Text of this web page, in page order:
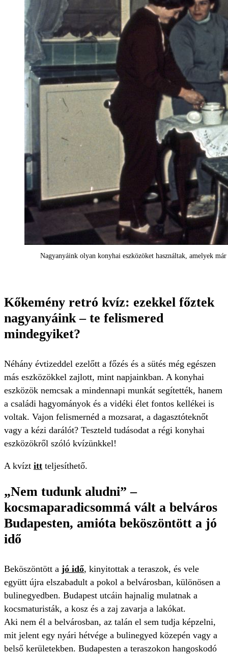
Nagyanyáink olyan konyhai eszközöket használtak, amelyek
Kőkemény retró kvíz: ezekkel főztek
nagyanyáink – te felismered
mindegyiket?
Néhány évtizeddel ezelőtt a főzés és a sütés még egészen
más eszközökkel zajlott, mint napjainkban. A konyhai
eszközök nemcsak a mindennapi munkát segítették, hanem
a családi hagyományok és a vidéki élet fontos kellékei is
voltak. Vajon felismernéd a mozsarat, a dagasztóteknőt
vagy a kézi darálót? Teszteld tudásodat a régi konyhai
eszközökről szóló kvízünkkel!
A kvízt itt teljesíthető.
„Nem tudunk aludni” –
kocsmaparadicsommá vált a belváros
Budapesten, amióta beköszöntött a jó
idő
Beköszöntött a jó idő, kinyitottak a teraszok, és vele
együtt újra elszabadult a pokol a belvárosban, különösen a
bulinegyedben. Budapest utcáin hajnalig mulatnak a
kocsmaturisták, a kosz és a zaj zavarja a lakókat.
Aki nem él a belvárosban, az talán el sem tudja képzelni,
mit jelent egy nyári hétvége a bulinegyed közepén vagy a
belső kerületekben. Budapesten a teraszokon hangoskodó